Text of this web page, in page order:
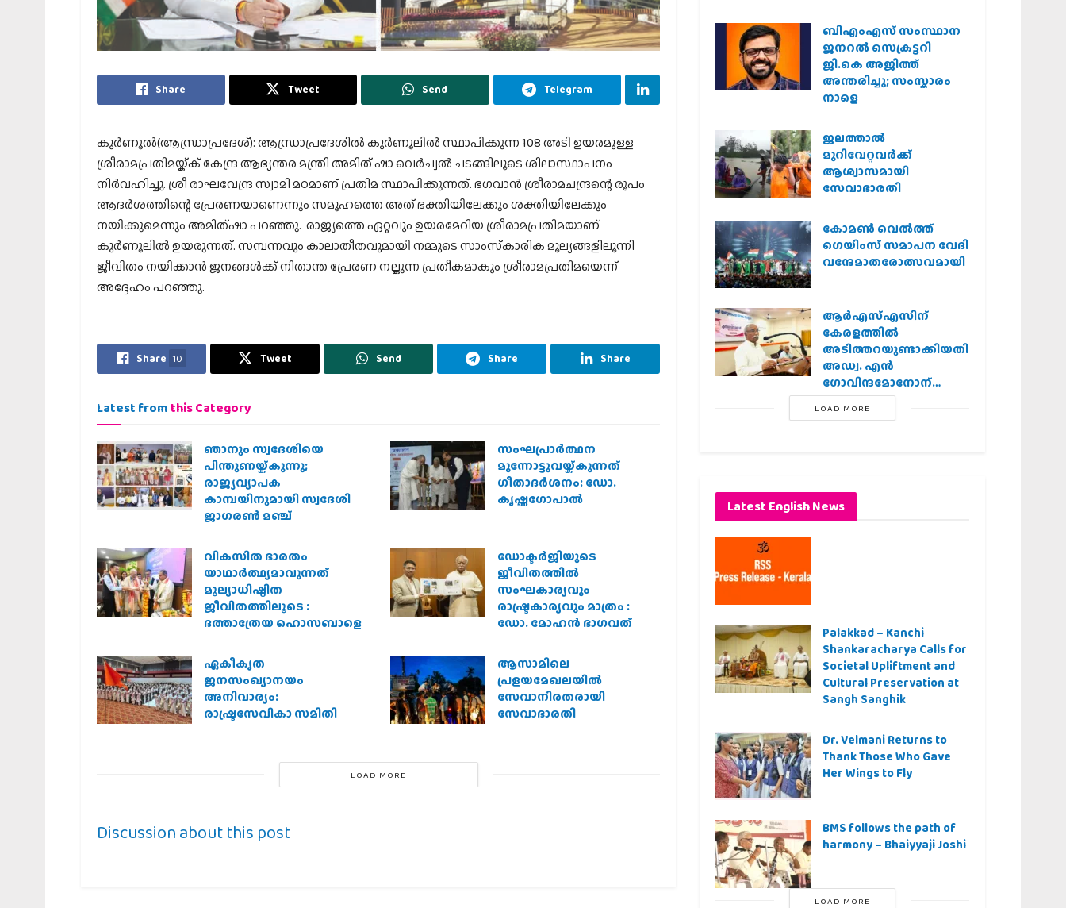
Share Tweet Send Telegram
കുര്‍ണൂല്‍(ആന്ധ്രാപ്രദേശ്): ആന്ധ്രാപ്രദേശില്‍ കുര്‍ണൂലില്‍ സ്ഥാപിക്കുന്ന 108 അടി ഉയരമുള്ള
ശ്രീരാമപ്രതിമയ്ക്ക് കേന്ദ്ര ആഭ്യന്തര മന്ത്രി അമിത് ഷാ വെര്‍ച്വല്‍ ചടങ്ങിലൂടെ ശിലാസ്ഥാപനം
നിര്‍വഹിച്ചു. ശ്രീ രാഘവേന്ദ്ര സ്വാമി മഠമാണ് പ്രതിമ സ്ഥാപിക്കുന്നത്. ഭഗവാന്‍ ശ്രീരാമചന്ദ്രന്റെ രൂപം
ആദര്‍ശത്തിന്റെ പ്രേരണയാണെന്നും സമൂഹത്തെ അത് ഭക്തിയിലേക്കും ശക്തിയിലേക്കും
നയിക്കുമെന്നും അമിത്ഷാ പറഞ്ഞു. രാജ്യത്തെ ഏറ്റവും ഉയരമേറിയ ശ്രീരാമപ്രതിമയാണ്
കുര്‍ണൂലില്‍ ഉയരുന്നത്. സമ്പന്നവും കാലാതീതവുമായി നമ്മുടെ സാംസ്‌കാരിക മൂല്യങ്ങളിലൂന്നി
ജീവിതം നയിക്കാന്‍ ജനങ്ങള്‍ക്ക് നിതാന്ത പ്രേരണ നല്കുന്ന പ്രതീകമാകും ശ്രീരാമപ്രതിമയെന്ന്
അദ്ദേഹം പറഞ്ഞു.
Share 10 Tweet Send Share Share
Latest from this Category
ഞാനും സ്വദേശിയെ
പിന്തുണയ്ക്കുന്നു;
രാജ്യവ്യാപക
കാമ്പയിനുമായി സ്വദേശി
ജാഗരണ്‍ മഞ്ച്
സംഘപ്രാര്‍ത്ഥന
മുന്നോട്ടുവയ്ക്കുന്നത്
ഗീതാദര്‍ശനം: ഡോ.
കൃഷ്ണഗോപാല്‍
വികസിത ഭാരതം
യാഥാർത്ഥ്യമാവുന്നത്
മൂല്യാധിഷ്ഠിത
ജീവിതത്തിലൂടെ :
ദത്താത്രേയ ഹൊസബാളെ
ഡോക്ടർജിയുടെ
ജീവിതത്തിൽ
സംഘകാര്യവും
രാഷ്ട്രകാര്യവും മാത്രം :
ഡോ. മോഹൻ ഭാഗവത്
ഏകീകൃത
ജനസംഖ്യാനയം
അനിവാര്യം:
രാഷ്ട്രസേവികാ സമിതി
ആസാമിലെ
പ്രളയമേഖലയില്‍
സേവാനിരതരായി
സേവാഭാരതി
LOAD MORE
Discussion about this post
ബിഎംഎസ് സംസ്ഥാന
ജനറൽ സെക്രട്ടറി
ജി.കെ അജിത്ത്
അന്തരിച്ചു; സംസ്കാരം
നാളെ
ജലത്താല്‍
മുറിവേറ്റവര്‍ക്ക്
ആശ്വാസമായി
സേവാഭാരതി
കോമൺ വെൽത്ത്
ഗെയിംസ് സമാപന വേദി
വന്ദേമാതരോത്സവമായി
ആര്‍എസ്എസിന്
കേരളത്തില്‍
അടിത്തറയുണ്ടാക്കിയതില്‍
അഡ്വ. എന്‍
ഗോവിന്ദമോനോന്
പ്രധാന പങ്ക് :എ.
ഗോപാലകൃഷ്ണന്‍
LOAD MORE
Latest English News
Palakkad – Kanchi
Shankaracharya Calls for
Societal Upliftment and
Cultural Preservation at
Sangh Sanghik
Dr. Velmani Returns to
Thank Those Who Gave
Her Wings to Fly
BMS follows the path of
harmony – Bhaiyyaji Joshi
LOAD MORE